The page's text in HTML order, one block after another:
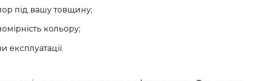
під вашу товщину;
кольору;
експлуатації.